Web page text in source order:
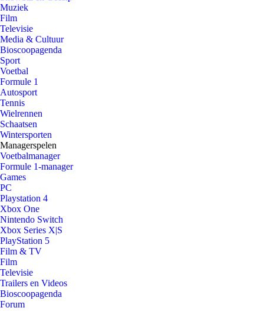
Muziek
Film
Televisie
Media & Cultuur
Bioscoopagenda
Sport
Voetbal
Formule 1
Autosport
Tennis
Wielrennen
Schaatsen
Wintersporten
Managerspelen
Voetbalmanager
Formule 1-manager
Games
PC
Playstation 4
Xbox One
Nintendo Switch
Xbox Series X|S
PlayStation 5
Film & TV
Film
Televisie
Trailers en Videos
Bioscoopagenda
Forum